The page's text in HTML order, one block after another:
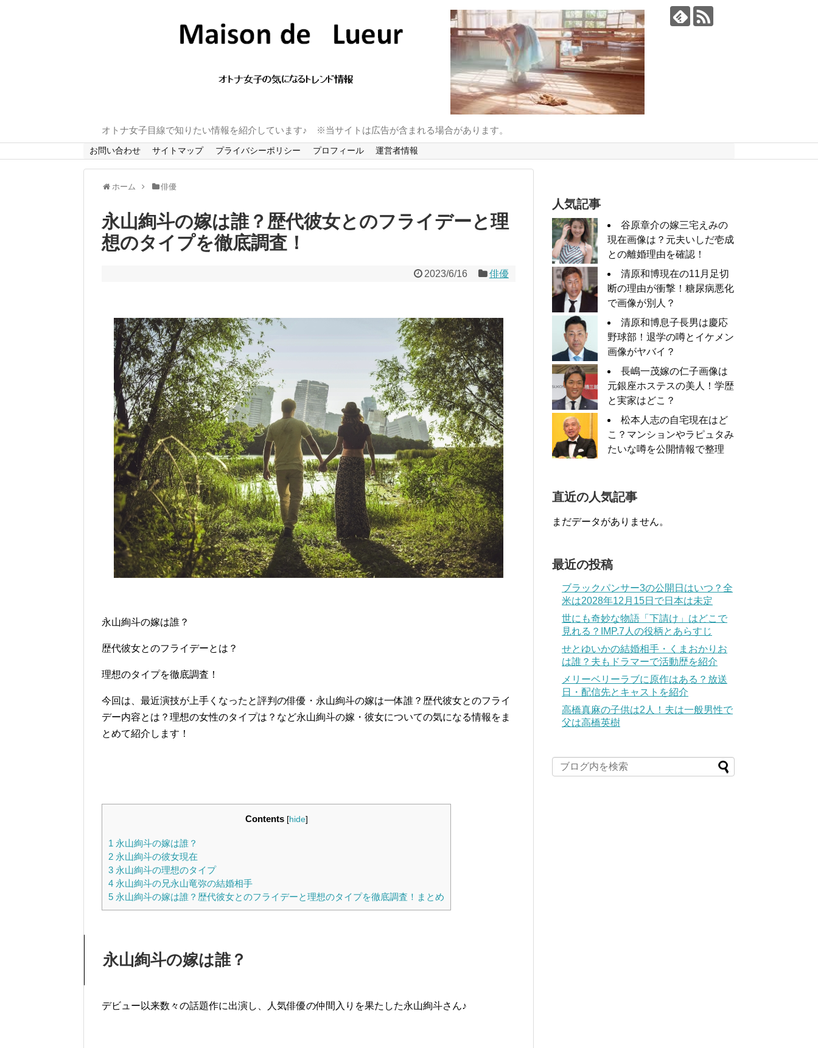
オトナ女子目線で知りたい情報を紹介しています♪ ※当サイトは広告が含まれる場合があります。
お問い合わせ サイトマップ プライバシーポリシー プロフィール 運営者情報
ホーム 俳優
永山絢斗の嫁は誰？歴代彼女とのフライデーと理
想のタイプを徹底調査！
2023/6/16 俳優
永山絢斗の嫁は誰？
歴代彼女とのフライデーとは？
理想のタイプを徹底調査！
今回は、最近演技が上手くなったと評判の俳優・永山絢斗の嫁は一体誰？歴代彼女とのフライ
デー内容とは？理想の女性のタイプは？など永山絢斗の嫁・彼女についての気になる情報をま
とめて紹介します！
Contents [hide]
1 永山絢斗の嫁は誰？
2 永山絢斗の彼女現在
3 永山絢斗の理想のタイプ
4 永山絢斗の兄永山竜弥の結婚相手
5 永山絢斗の嫁は誰？歴代彼女とのフライデーと理想のタイプを徹底調査！まとめ
永山絢斗の嫁は誰？
デビュー以来数々の話題作に出演し、人気俳優の仲間入りを果たした永山絢斗さん♪
人気記事
谷原章介の嫁三宅えみの
現在画像は？元夫いしだ壱成
との離婚理由を確認！
清原和博現在の11月足切
断の理由が衝撃！糖尿病悪化
で画像が別人？
清原和博息子長男は慶応
野球部！退学の噂とイケメン
画像がヤバイ？
長嶋一茂嫁の仁子画像は
元銀座ホステスの美人！学歴
と実家はどこ？
松本人志の自宅現在はど
こ？マンションやラピュタみ
たいな噂を公開情報で整理
直近の人気記事
まだデータがありません。
最近の投稿
ブラックパンサー3の公開日はいつ？全
米は2028年12月15日で日本は未定
世にも奇妙な物語「下請け」はどこで
見れる？IMP.7人の役柄とあらすじ
せとゆいかの結婚相手・くまおかりお
は誰？夫もドラマーで活動歴を紹介
メリーベリーラブに原作はある？放送
日・配信先とキャストを紹介
高橋真麻の子供は2人！夫は一般男性で
父は高橋英樹